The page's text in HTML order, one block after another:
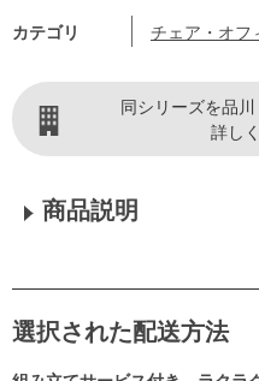
カテゴリ チェア・オフ
同シリーズを品
詳し
商品説明
選択された配送方法